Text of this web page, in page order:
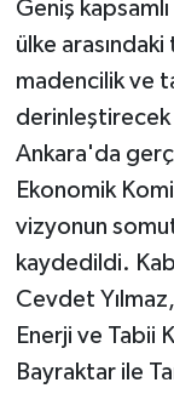
Geniş
ülke
madencilik ve
derinleştirecek
Ankara'da
Ekonomik
vizyonun
kaydedildi.
Cevdet
Enerji ve Tabii
Bayraktar ile